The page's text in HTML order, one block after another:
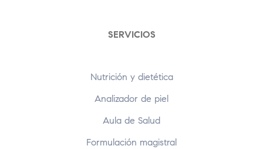
SERVICIOS
Nutrición y dietética
Analizador de piel
Aula de Salud
Formulación magistral